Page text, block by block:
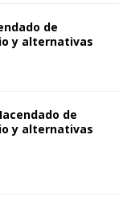
de
y alternativas
de
y alternativas